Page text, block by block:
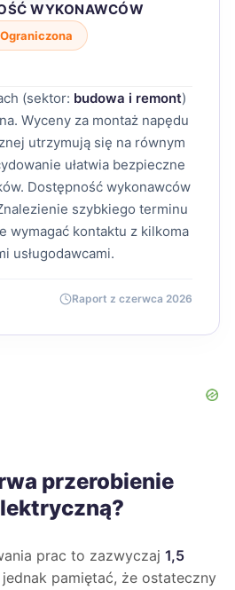
WYKONAWCÓW
Ograniczona
(sektor: budowa i remont)
Wyceny za montaż napędu
utrzymują się na równym
ułatwia bezpieczne
Dostępność wykonawców
szybkiego terminu
wymagać kontaktu z kilkoma
usługodawcami.
Raport z czerwca 2026
przerobienie
prac to zazwyczaj 1,5
pamiętać, że ostateczny